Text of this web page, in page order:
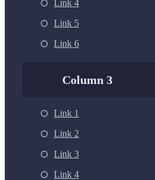
Link 4
Link 5
Link 6
Column 3
Link 1
Link 2
Link 3
Link 4